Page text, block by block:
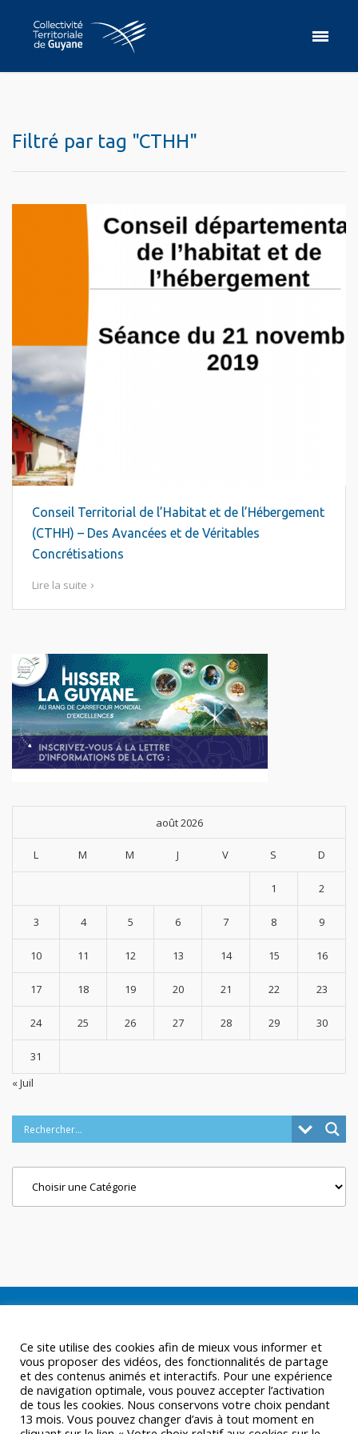
Filtré par tag "CTHH"
Conseil Territorial de l’Habitat et de l’Hébergement
(CTHH) – Des Avancées et de Véritables
Concrétisations
Lire la suite
août 2026
L M M J V S D
1 2
3 4 5 6 7 8 9
10 11 12 13 14 15 16
17 18 19 20 21 22 23
24 25 26 27 28 29 30
31
« Juil
Ce site utilise des cookies afin de mieux vous informer et
vous proposer des vidéos, des fonctionnalités de partage
et des contenus animés et interactifs. Pour une expérience
de navigation optimale, vous pouvez accepter l’activation
de tous les cookies. Nous conservons votre choix pendant
13 mois. Vous pouvez changer d’avis à tout moment en